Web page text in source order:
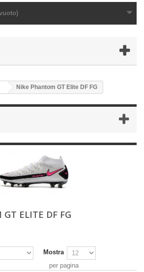
Nike Phantom GT Elite DF FG
ELITE DF FG
Mostra
per pagina